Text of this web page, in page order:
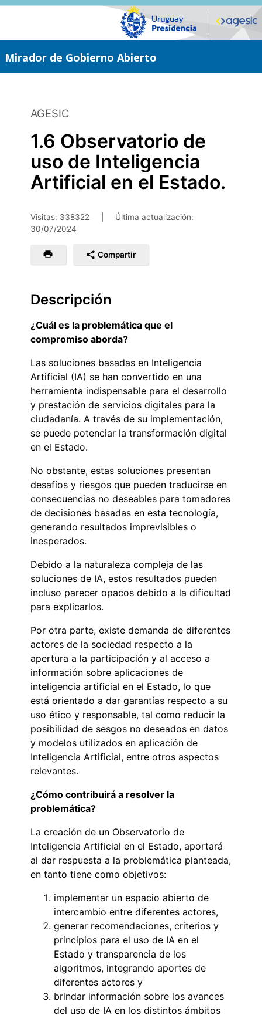
Saltar
Mirador de Gobierno Abierto
AGESIC
1.6 Observatorio de
uso de Inteligencia
Artificial en el Estado.
Visitas: 338322
Última actualización:
30/07/2024
Compartir
Descripción
¿Cuál es la problemática que el
compromiso aborda?
Las soluciones basadas en Inteligencia
Artificial (IA) se han convertido en una
herramienta indispensable para el desarrollo
y prestación de servicios digitales para la
ciudadanía. A través de su implementación,
se puede potenciar la transformación digital
en el Estado.
No obstante, estas soluciones presentan
desafíos y riesgos que pueden traducirse en
consecuencias no deseables para tomadores
de decisiones basadas en esta tecnología,
generando resultados imprevisibles o
inesperados.
Debido a la naturaleza compleja de las
soluciones de IA, estos resultados pueden
incluso parecer opacos debido a la dificultad
para explicarlos.
Por otra parte, existe demanda de diferentes
actores de la sociedad respecto a la
apertura a la participación y al acceso a
información sobre aplicaciones de
inteligencia artificial en el Estado, lo que
está orientado a dar garantías respecto a su
uso ético y responsable, tal como reducir la
posibilidad de sesgos no deseados en datos
y modelos utilizados en aplicación de
Inteligencia Artificial, entre otros aspectos
relevantes.
¿Cómo contribuirá a resolver la
problemática?
La creación de un Observatorio de
Inteligencia Artificial en el Estado, aportará
al dar respuesta a la problemática planteada,
en tanto tiene como objetivos:
implementar un espacio abierto de
intercambio entre diferentes actores,
generar recomendaciones, criterios y
principios para el uso de IA en el
Estado y transparencia de los
algoritmos, integrando aportes de
diferentes actores y
brindar información sobre los avances
del uso de IA en los distintos ámbitos